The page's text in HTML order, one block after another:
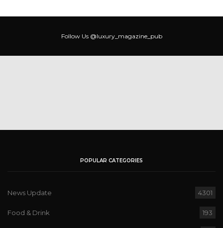
Follow Us @luxury_magazine_pub
POPULAR CATEGORIES
News Update 4301
Food & Drink 193